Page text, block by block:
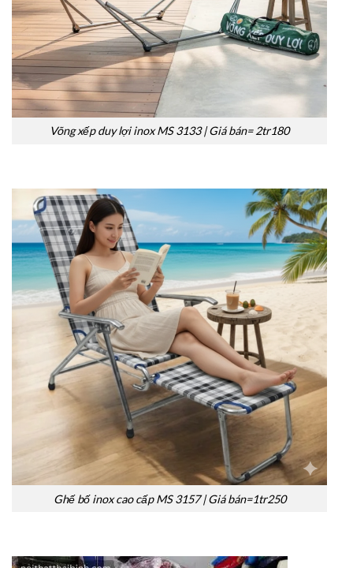
Võng xếp duy lợi inox MS 3133 | Giá bán= 2tr180
Ghế bố inox cao cấp MS 3157 | Giá bán=1tr250